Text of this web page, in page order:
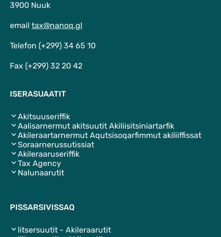
3900 Nuuk
email tax@nanoq.gl
Telefon (+299) 34 65 10
Fax (+299) 32 20 42
ISERASUAATIT
Akitsuuseriffik
Aalisarnermut akitsuutit Akiliisitsiniartarfik
Akileraartarnermut Aqutsisoqarfimmut akiliiffissat
Soraarnerussutissiat
Akileraaruseriffik
Tax Agency
Nalunaarutit
PISSARSIVISSAQ
litsersuutit - Akileraarutit